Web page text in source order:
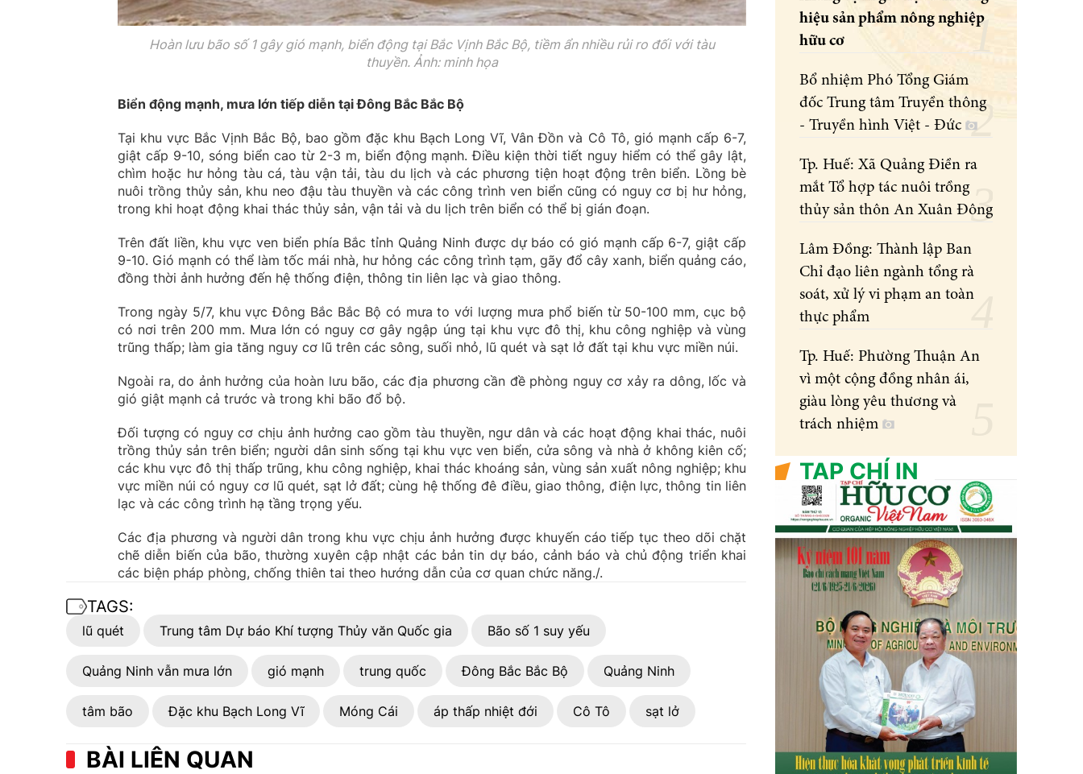
Hoàn lưu bão số 1 gây gió mạnh, biển động tại Bắc Vịnh Bắc Bộ, tiềm ẩn nhiều rủi ro đối với tàu
thuyền. Ảnh: minh họa
Biển động mạnh, mưa lớn tiếp diễn tại Đông Bắc Bắc Bộ
Tại khu vực Bắc Vịnh Bắc Bộ, bao gồm đặc khu Bạch Long Vĩ, Vân Đồn và Cô Tô, gió mạnh cấp 6-7,
giật cấp 9-10, sóng biển cao từ 2-3 m, biển động mạnh. Điều kiện thời tiết nguy hiểm có thể gây lật,
chìm hoặc hư hỏng tàu cá, tàu vận tải, tàu du lịch và các phương tiện hoạt động trên biển. Lồng bè
nuôi trồng thủy sản, khu neo đậu tàu thuyền và các công trình ven biển cũng có nguy cơ bị hư hỏng,
trong khi hoạt động khai thác thủy sản, vận tải và du lịch trên biển có thể bị gián đoạn.
Trên đất liền, khu vực ven biển phía Bắc tỉnh Quảng Ninh được dự báo có gió mạnh cấp 6-7, giật cấp
9-10. Gió mạnh có thể làm tốc mái nhà, hư hỏng các công trình tạm, gãy đổ cây xanh, biển quảng cáo,
đồng thời ảnh hưởng đến hệ thống điện, thông tin liên lạc và giao thông.
Trong ngày 5/7, khu vực Đông Bắc Bắc Bộ có mưa to với lượng mưa phổ biến từ 50-100 mm, cục bộ
có nơi trên 200 mm. Mưa lớn có nguy cơ gây ngập úng tại khu vực đô thị, khu công nghiệp và vùng
trũng thấp; làm gia tăng nguy cơ lũ trên các sông, suối nhỏ, lũ quét và sạt lở đất tại khu vực miền núi.
Ngoài ra, do ảnh hưởng của hoàn lưu bão, các địa phương cần đề phòng nguy cơ xảy ra dông, lốc và
gió giật mạnh cả trước và trong khi bão đổ bộ.
Đối tượng có nguy cơ chịu ảnh hưởng cao gồm tàu thuyền, ngư dân và các hoạt động khai thác, nuôi
trồng thủy sản trên biển; người dân sinh sống tại khu vực ven biển, cửa sông và nhà ở không kiên cố;
các khu vực đô thị thấp trũng, khu công nghiệp, khai thác khoáng sản, vùng sản xuất nông nghiệp; khu
vực miền núi có nguy cơ lũ quét, sạt lở đất; cùng hệ thống đê điều, giao thông, điện lực, thông tin liên
lạc và các công trình hạ tầng trọng yếu.
Các địa phương và người dân trong khu vực chịu ảnh hưởng được khuyến cáo tiếp tục theo dõi chặt
chẽ diễn biến của bão, thường xuyên cập nhật các bản tin dự báo, cảnh báo và chủ động triển khai
các biện pháp phòng, chống thiên tai theo hướng dẫn của cơ quan chức năng./.
TAGS:
lũ quét Trung tâm Dự báo Khí tượng Thủy văn Quốc gia Bão số 1 suy yếu
Quảng Ninh vẫn mưa lớn gió mạnh trung quốc Đông Bắc Bắc Bộ Quảng Ninh
tâm bão Đặc khu Bạch Long Vĩ Móng Cái áp thấp nhiệt đới Cô Tô sạt lở
BÀI LIÊN QUAN
hiệu sản phẩm nông nghiệp
hữu cơ
Bổ nhiệm Phó Tổng Giám
đốc Trung tâm Truyền thông
- Truyền hình Việt - Đức
Tp. Huế: Xã Quảng Điền ra
mắt Tổ hợp tác nuôi trồng
thủy sản thôn An Xuân Đông
Lâm Đồng: Thành lập Ban
Chỉ đạo liên ngành tổng rà
soát, xử lý vi phạm an toàn
thực phẩm
Tp. Huế: Phường Thuận An
vì một cộng đồng nhân ái,
giàu lòng yêu thương và
trách nhiệm
TẠP CHÍ IN